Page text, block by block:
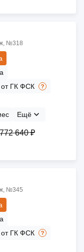
№318
от ГК ФСК
Ещё
640 ₽
№345
от ГК ФСК